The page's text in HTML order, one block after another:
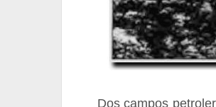
Dos campos